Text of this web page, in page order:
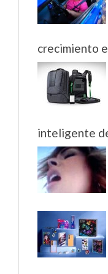
crecimiento
inteligente